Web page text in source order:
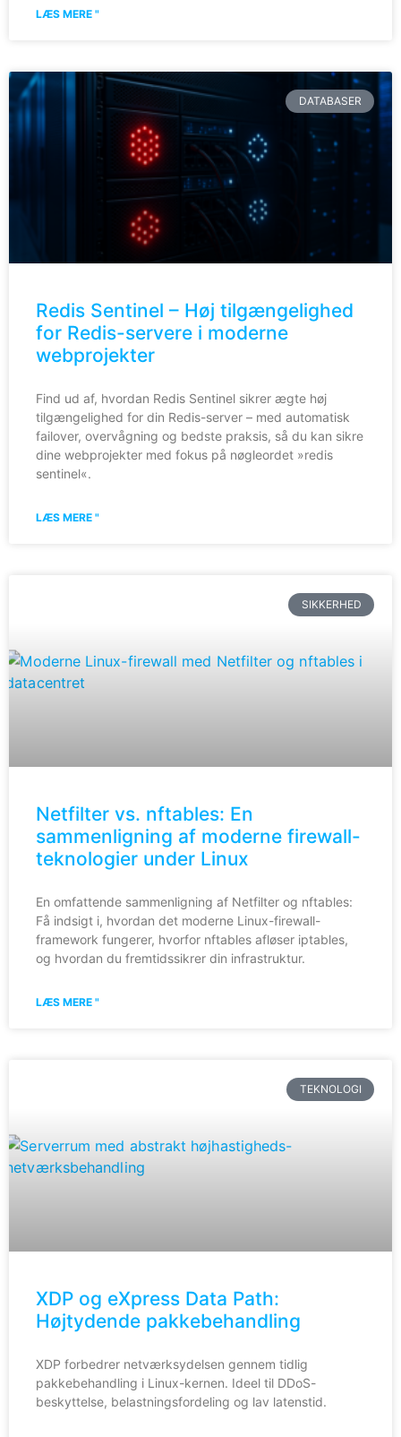
LÆS MERE "
DATABASER
Redis Sentinel – Høj tilgængelighed
for Redis-servere i moderne
webprojekter
Find ud af, hvordan Redis Sentinel sikrer ægte høj
tilgængelighed for din Redis-server – med automatisk
failover, overvågning og bedste praksis, så du kan sikre
dine webprojekter med fokus på nøgleordet »redis
sentinel«.
LÆS MERE "
SIKKERHED
Netfilter vs. nftables: En
sammenligning af moderne firewall-
teknologier under Linux
En omfattende sammenligning af Netfilter og nftables:
Få indsigt i, hvordan det moderne Linux-firewall-
framework fungerer, hvorfor nftables afløser iptables,
og hvordan du fremtidssikrer din infrastruktur.
LÆS MERE "
TEKNOLOGI
XDP og eXpress Data Path:
Højtydende pakkebehandling
XDP forbedrer netværksydelsen gennem tidlig
pakkebehandling i Linux-kernen. Ideel til DDoS-
beskyttelse, belastningsfordeling og lav latenstid.